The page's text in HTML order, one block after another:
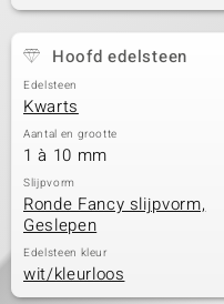
Hoofd edelsteen
Edelsteen
Kwarts
Aantal en grootte
1 à 10 mm
Slijpvorm
Ronde Fancy slijpvorm,
Geslepen
Edelsteen kleur
wit/kleurloos